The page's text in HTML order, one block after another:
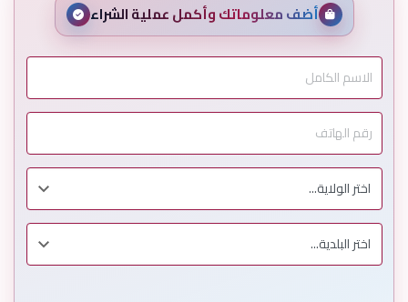
أضف معلوماتك وأكمل عملية الشراء